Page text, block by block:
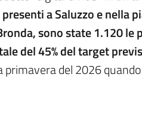
a Saluzzo e nella
sono state 1.120 le
del 45% del target
del 2026